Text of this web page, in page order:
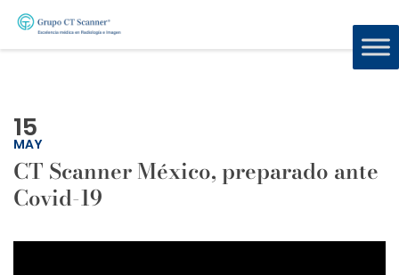
15
MAY
CT Scanner México, preparado ante
Covid-19